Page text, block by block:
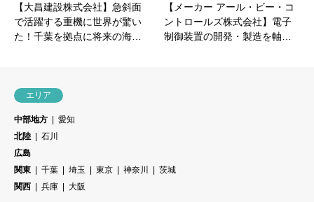
【大昌建設株式会社】急斜面
で活躍する重機に世界が驚い
た！千葉を拠点に将来の海…
【メーカー アール・ビー・コ
ントロールズ株式会社】電子
制御装置の開発・製造を軸…
エリア
中部地方
愛知
北陸
石川
広島
関東
千葉 埼玉 東京 神奈川
茨城
関西
兵庫 大阪